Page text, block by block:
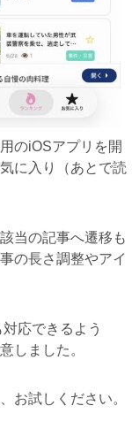
のiOSアプリを開
に入り（あとで読
当の記事へ遷移も
の長さ調整やアイ
応できるよう
しました。
お試しください。